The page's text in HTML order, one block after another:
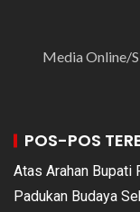
Media Online/
POS-POS
Atas Arahan Bupati
Padukan Budaya